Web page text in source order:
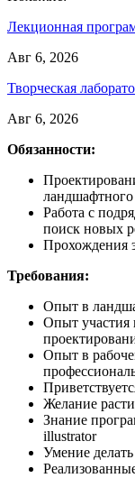
Лекционная
Авг 6, 2026
Творческая
Авг 6, 2026
Обязанности:
ландшафтного
Работа с
поиск новых
Прохождения
Требования:
Опыт в
Опыт участия
Опыт в
Желание
Знание
illustrator
Умение